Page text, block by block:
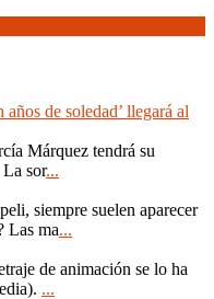
de soledad’ llegará al
Márquez tendrá su
sor...
siempre suelen aparecer
Las ma...
de animación se lo ha
...